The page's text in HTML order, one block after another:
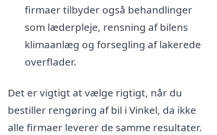
firmaer tilbyder også behandlinger
som læderpleje, rensning af bilens
klimaanlæg og forsegling af lakerede
overflader.
Det er vigtigt at vælge rigtigt, når du
bestiller rengøring af bil i Vinkel, da ikke
alle firmaer leverer de samme resultater.